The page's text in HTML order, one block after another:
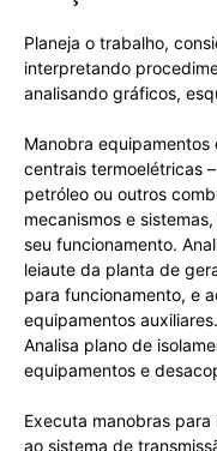
Planeja o trabalho,
interpretando
analisando gráficos,
Manobra
centrais termoelétricas
petróleo ou outros
mecanismos e
seu funcionamento.
leiaute da planta de
para funcionamento, e
equipamentos
Analisa plano de
equipamentos e
Executa manobras
ao sistema de